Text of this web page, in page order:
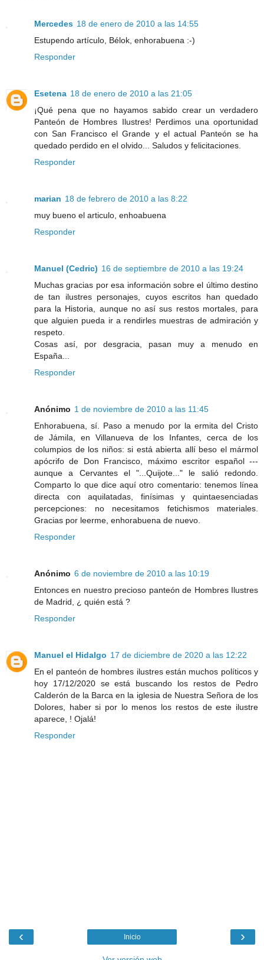
Mercedes 18 de enero de 2010 a las 14:55
Estupendo artículo, Bélok, enhorabuena :-)
Responder
Esetena 18 de enero de 2010 a las 21:05
¡Qué pena que no hayamos sabido crear un verdadero
Panteón de Hombres Ilustres! Perdimos una oportunidad
con San Francisco el Grande y el actual Panteón se ha
quedado perdido en el olvido... Saludos y felicitaciones.
Responder
marian 18 de febrero de 2010 a las 8:22
muy bueno el articulo, enhoabuena
Responder
Manuel (Cedric) 16 de septiembre de 2010 a las 19:24
Muchas gracias por esa información sobre el último destino
de tan ilustres personajes, cuyos escritos han quedado
para la Historia, aunque no así sus restos mortales, para
que alguien pueda ir a rendirles muestras de admiración y
respeto.
Cosas así, por desgracia, pasan muy a menudo en
España...
Responder
Anónimo 1 de noviembre de 2010 a las 11:45
Enhorabuena, sí. Paso a menudo por la ermita del Cristo
de Jámila, en Villanueva de los Infantes, cerca de los
columpios de los niños: si está abierta allí beso el mármol
apócrifo de Don Francisco, máximo escritor español ---
aunque a Cervantes el "...Quijote..." le salió redondo.
Comparto lo que dice aquí otro comentario: tenemos línea
directa con aquilatadas, finísimas y quintaesenciadas
percepciones: no necesitamos fetichismos materiales.
Gracias por leerme, enhorabuena de nuevo.
Responder
Anónimo 6 de noviembre de 2010 a las 10:19
Entonces en nuestro precioso panteón de Hombres Ilustres
de Madrid, ¿ quién está ?
Responder
Manuel el Hidalgo 17 de diciembre de 2020 a las 12:22
En el panteón de hombres ilustres están muchos políticos y
hoy 17/12/2020 se está buscando los restos de Pedro
Calderón de la Barca en la iglesia de Nuestra Señora de los
Dolores, haber si por lo menos los restos de este ilustre
aparece, ! Ojalá!
Responder
‹ ›
Inicio